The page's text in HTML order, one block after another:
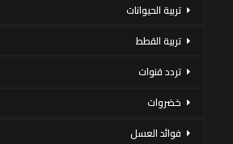
تربية الحيوانات
تربية القطط
تردد قنوات
خضروات
فوائد العسل